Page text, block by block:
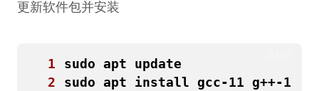
更新软件包并安装
1
2